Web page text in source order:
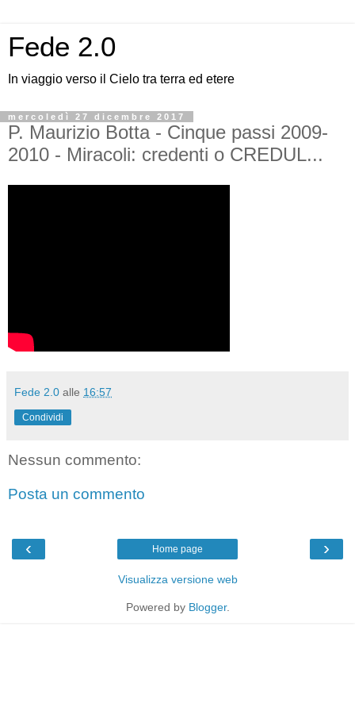
Fede 2.0
In viaggio verso il Cielo tra terra ed etere
mercoledì 27 dicembre 2017
P. Maurizio Botta - Cinque passi 2009-
2010 - Miracoli: credenti o CREDUL...
Fede 2.0 alle 16:57
Condividi
Nessun commento:
Posta un commento
‹ ›
Home page
Visualizza versione web
Powered by Blogger.